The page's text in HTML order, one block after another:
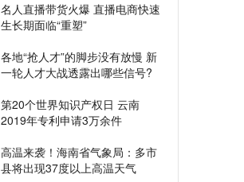
名人直播带货火爆 直播电商快速
生长期面临“重塑”
各地“抢人才”的脚步没有放慢 新
一轮人才大战透露出哪些信号?
第20个世界知识产权日 云南
2019年专利申请3万余件
高温来袭！海南省气象局：多市
县将出现37度以上高温天气